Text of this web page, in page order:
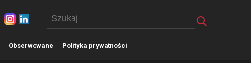
Obserwowane Polityka prywatności